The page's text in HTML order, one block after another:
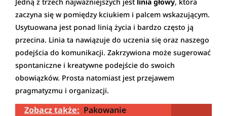
zaczyna się w pomiędzy kciukiem i palcem wskazującym.
Usytuowana jest ponad linią życia i bardzo często ją
przecina. Linia ta nawiązuje do uczenia się oraz naszego
podejścia do komunikacji. Zakrzywiona może sugerować
spontaniczne i kreatywne podejście do swoich
obowiązków. Prosta natomiast jest przejawem
pragmatyzmu i organizacji.
Zobacz także: Pakowanie